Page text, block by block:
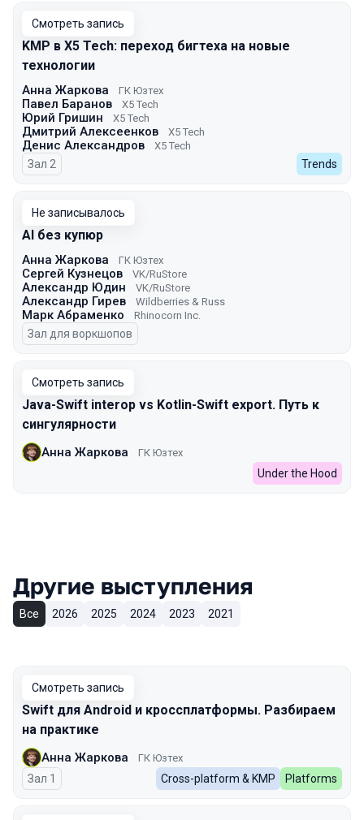
Смотреть запись
KMP в X5 Tech: переход бигтеха на новые
технологии
Анна Жаркова ГК Юзтех
Павел Баранов X5 Tech
Юрий Гришин X5 Tech
Дмитрий Алексеенков X5 Tech
Денис Александров X5 Tech
Зал 2 Trends
Не записывалось
AI без купюр
Анна Жаркова ГК Юзтех
Сергей Кузнецов VK/RuStore
Александр Юдин VK/RuStore
Александр Гирев Wildberries & Russ
Марк Абраменко Rhinocorn Inc.
Зал для воркшопов
Смотреть запись
Java-Swift interop vs Kotlin-Swift export. Путь к
сингулярности
Анна Жаркова ГК Юзтех
Under the Hood
Другие выступления
Все 2026 2025 2024 2023 2021
Смотреть запись
Swift для Android и кроссплатформы. Разбираем
на практике
Анна Жаркова ГК Юзтех
Зал 1 Cross-platform & KMP Platforms